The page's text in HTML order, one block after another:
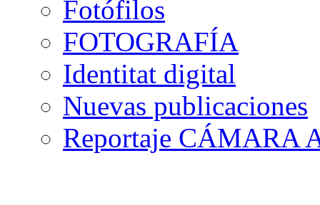
Fotófilos
FOTOGRAFÍA
Identitat digital
Nuevas publicaciones
Reportaje CÁMARA